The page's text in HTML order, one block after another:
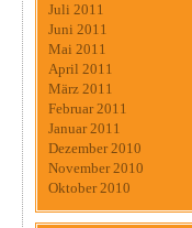
Juli 2011
Juni 2011
Mai 2011
April 2011
März 2011
Februar 2011
Januar 2011
Dezember 2010
November 2010
Oktober 2010